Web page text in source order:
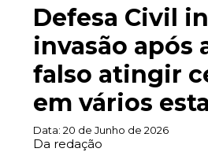
Defesa Civil
invasão após
falso atingir
em vários
Data: 20 de Junho de 2026
Da redação